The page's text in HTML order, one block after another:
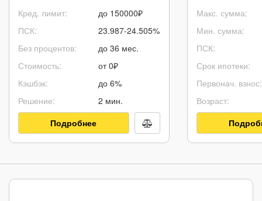
Кред. лимит:
ПСК:
Без процентов:
Стоимость:
Кэшбэк:
Решение:
до 150000₽
23.987-24.505%
до 36 мес.
от 0₽
до 6%
2 мин.
Подробнее
Макс. сумма:
Мин. сумма:
ПСК:
Срок ипотеки:
Первонач. взнос:
Возраст: